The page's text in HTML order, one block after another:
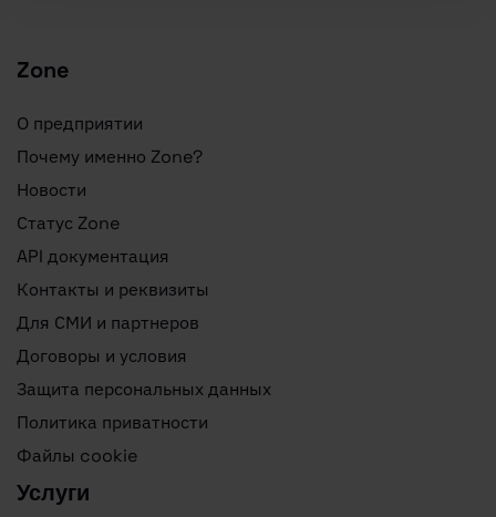
Zone
О предприятии
Почему именно Zone?
Новости
Статус Zone
API документация
Контакты и реквизиты
Для СМИ и партнеров
Договоры и условия
Защита персональных данных
Политика приватности
Файлы cookie
Услуги